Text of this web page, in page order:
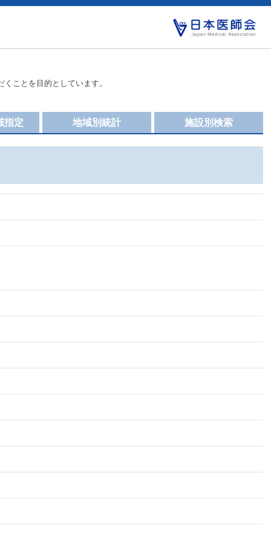
ことを目的としています。
施設別検索
地域別統計
指定